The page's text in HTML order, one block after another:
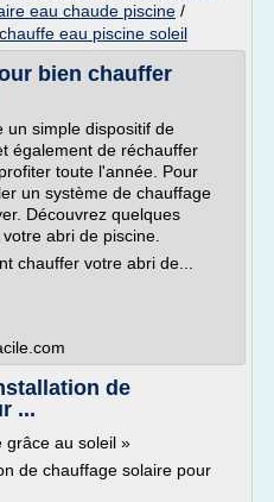
eau chaude piscine /
chauffe eau piscine soleil
bien chauffer
un simple dispositif de
également de réchauffer
toute l'année. Pour
un système de chauffage
Découvrez quelques
abri de piscine.
chauffer votre abri de...
de
...
grâce au soleil »
de chauffage solaire pour